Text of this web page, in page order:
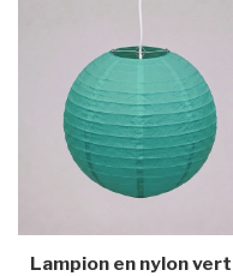
Lampion en nylon vert